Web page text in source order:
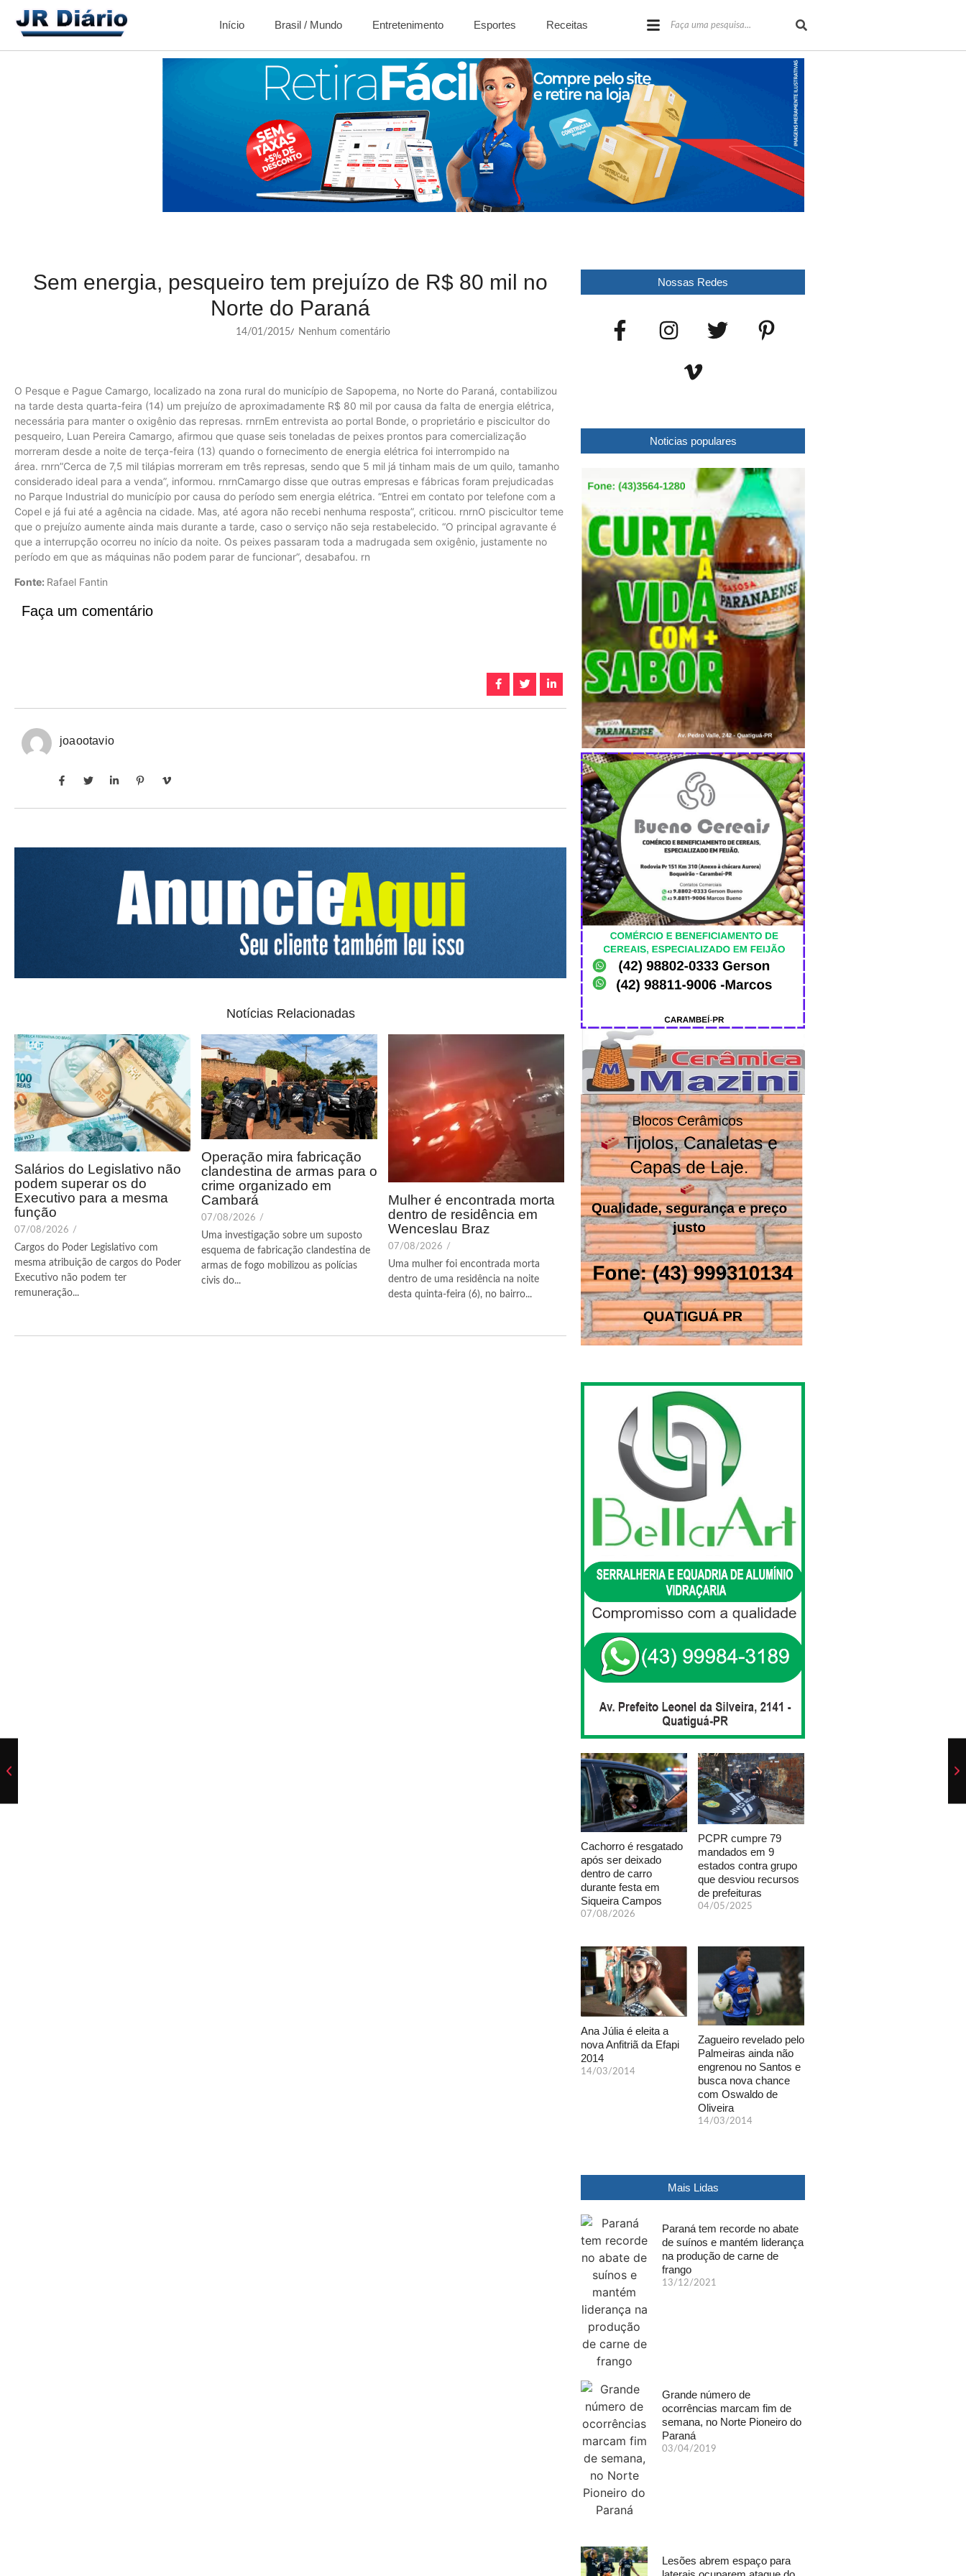
Início Brasil / Mundo Entretenimento Esportes Receitas
Sem energia, pesqueiro tem prejuízo de R$ 80 mil no
Norte do Paraná
14/01/2015/ Nenhum comentário
O Pesque e Pague Camargo, localizado na zona rural do município de Sapopema, no Norte do Paraná, contabilizou
na tarde desta quarta-feira (14) um prejuízo de aproximadamente R$ 80 mil por causa da falta de energia elétrica,
necessária para manter o oxigênio das represas. rnrnEm entrevista ao portal Bonde, o proprietário e piscicultor do
pesqueiro, Luan Pereira Camargo, afirmou que quase seis toneladas de peixes prontos para comercialização
morreram desde a noite de terça-feira (13) quando o fornecimento de energia elétrica foi interrompido na
área. rnrn”Cerca de 7,5 mil tilápias morreram em três represas, sendo que 5 mil já tinham mais de um quilo, tamanho
considerado ideal para a venda”, informou. rnrnCamargo disse que outras empresas e fábricas foram prejudicadas
no Parque Industrial do município por causa do período sem energia elétrica. “Entrei em contato por telefone com a
Copel e já fui até a agência na cidade. Mas, até agora não recebi nenhuma resposta”, criticou. rnrnO piscicultor teme
que o prejuízo aumente ainda mais durante a tarde, caso o serviço não seja restabelecido. “O principal agravante é
que a interrupção ocorreu no início da noite. Os peixes passaram toda a madrugada sem oxigênio, justamente no
período em que as máquinas não podem parar de funcionar”, desabafou. rn
Fonte: Rafael Fantin
Faça um comentário
joaootavio
Notícias Relacionadas
Salários do Legislativo não
podem superar os do
Executivo para a mesma
função
07/08/2026 /
Cargos do Poder Legislativo com
mesma atribuição de cargos do Poder
Executivo não podem ter
remuneração...
Operação mira fabricação
clandestina de armas para o
crime organizado em
Cambará
07/08/2026 /
Uma investigação sobre um suposto
esquema de fabricação clandestina de
armas de fogo mobilizou as polícias
civis do...
Mulher é encontrada morta
dentro de residência em
Wenceslau Braz
07/08/2026 /
Uma mulher foi encontrada morta
dentro de uma residência na noite
desta quinta-feira (6), no bairro...
Nossas Redes
Noticias populares
Cachorro é resgatado
após ser deixado
dentro de carro
durante festa em
Siqueira Campos
07/08/2026
PCPR cumpre 79
mandados em 9
estados contra grupo
que desviou recursos
de prefeituras
04/05/2025
Ana Júlia é eleita a
nova Anfitriã da Efapi
2014
14/03/2014
Zagueiro revelado pelo
Palmeiras ainda não
engrenou no Santos e
busca nova chance
com Oswaldo de
Oliveira
14/03/2014
Mais Lidas
Paraná tem recorde no abate
de suínos e mantém liderança
na produção de carne de
frango
13/12/2021
Grande número de
ocorrências marcam fim de
semana, no Norte Pioneiro do
Paraná
03/04/2019
Lesões abrem espaço para